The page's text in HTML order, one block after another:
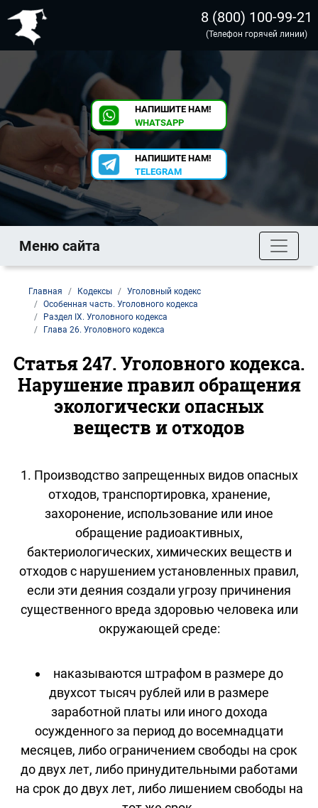
8 (800) 100-99-21
(Телефон горячей линии)
НАПИШИТЕ НАМ!
WHATSAPP
НАПИШИТЕ НАМ!
TELEGRAM
Меню сайта
Главная Кодексы
Уголовный кодекс
Особенная часть. Уголовного кодекса
Раздел IX. Уголовного кодекса
Глава 26. Уголовного кодекса
Статья 247. Уголовного кодекса.
Нарушение правил обращения
экологически опасных
веществ и отходов
1. Производство запрещенных видов опасных
отходов, транспортировка, хранение,
захоронение, использование или иное
обращение радиоактивных,
бактериологических, химических веществ и
отходов с нарушением установленных правил,
если эти деяния создали угрозу причинения
существенного вреда здоровью человека или
окружающей среде:
наказываются штрафом в размере до
двухсот тысяч рублей или в размере
заработной платы или иного дохода
осужденного за период до восемнадцати
месяцев, либо ограничением свободы на срок
до двух лет, либо принудительными работами
на срок до двух лет, либо лишением свободы на